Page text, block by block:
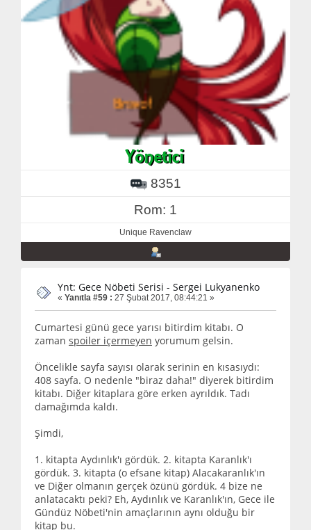
8351
Rom: 1
Unique Ravenclaw
Ynt: Gece Nöbeti Serisi - Sergei Lukyanenko
« Yanıtla #59 : 27 Şubat 2017, 08:44:21 »
Cumartesi günü gece yarısı bitirdim kitabı. O
zaman spoiler içermeyen yorumum gelsin.
Öncelikle sayfa sayısı olarak serinin en kısasıydı:
408 sayfa. O nedenle "biraz daha!" diyerek bitirdim
kitabı. Diğer kitaplara göre erken ayrıldık. Tadı
damağımda kaldı.
Şimdi,
1. kitapta Aydınlık'ı gördük. 2. kitapta Karanlık'ı
gördük. 3. kitapta (o efsane kitap) Alacakaranlık'ın
ve Diğer olmanın gerçek özünü gördük. 4 bize ne
anlatacaktı peki? Eh, Aydınlık ve Karanlık'ın, Gece ile
Gündüz Nöbeti'nin amaçlarının aynı olduğu bir
kitap bu.